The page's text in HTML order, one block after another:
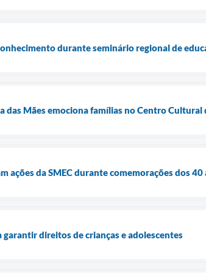
durante seminário regional de
das Mães emociona famílias no Centro Cultural
ações da SMEC durante comemorações dos
garantir direitos de crianças e adolescentes